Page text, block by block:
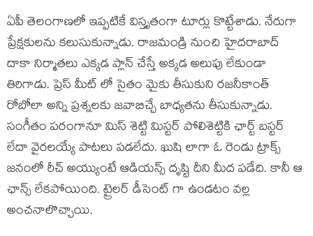
ఏపీ తెలంగాణలో ఇప్పటికే విస్తృతంగా టూర్లు కొట్టేశాడు. నేరుగా
ప్రేక్షకులను కలుసుకున్నాడు. రాజమండ్రి నుంచి హైదరాబాద్
దాకా నిర్మాతలు ఎక్కడ ప్లాన్ చేస్తే అక్కడ అలుపు లేకుండా
తిరిగాడు. ప్రెస్ మీట్ లో సైతం మైకు తీసుకుని రజనీకాంత్
రోబోలా అన్ని ప్రశ్నలకు జవాబిచ్చే బాధ్యతను తీసుకున్నాడు.
సంగీతం పరంగానూ మిస్ శెట్టి మిస్టర్ పోలిశెట్టికి ఛార్ట్ బస్టర్
లేదా వైరలయ్యే పాటలు పడలేదు. ఖుషి లాగా ఓ రెండు ట్రాక్స్
జనంలో రీచ్ అయ్యుంటే ఆడియన్స్ దృష్టి దీని మీద పడేది. కానీ ఆ
ఛాన్స్ లేకపోయింది. ట్రైలర్ డీసెంట్ గా ఉండటం వల్ల
అంచనాలొచ్చాయి.